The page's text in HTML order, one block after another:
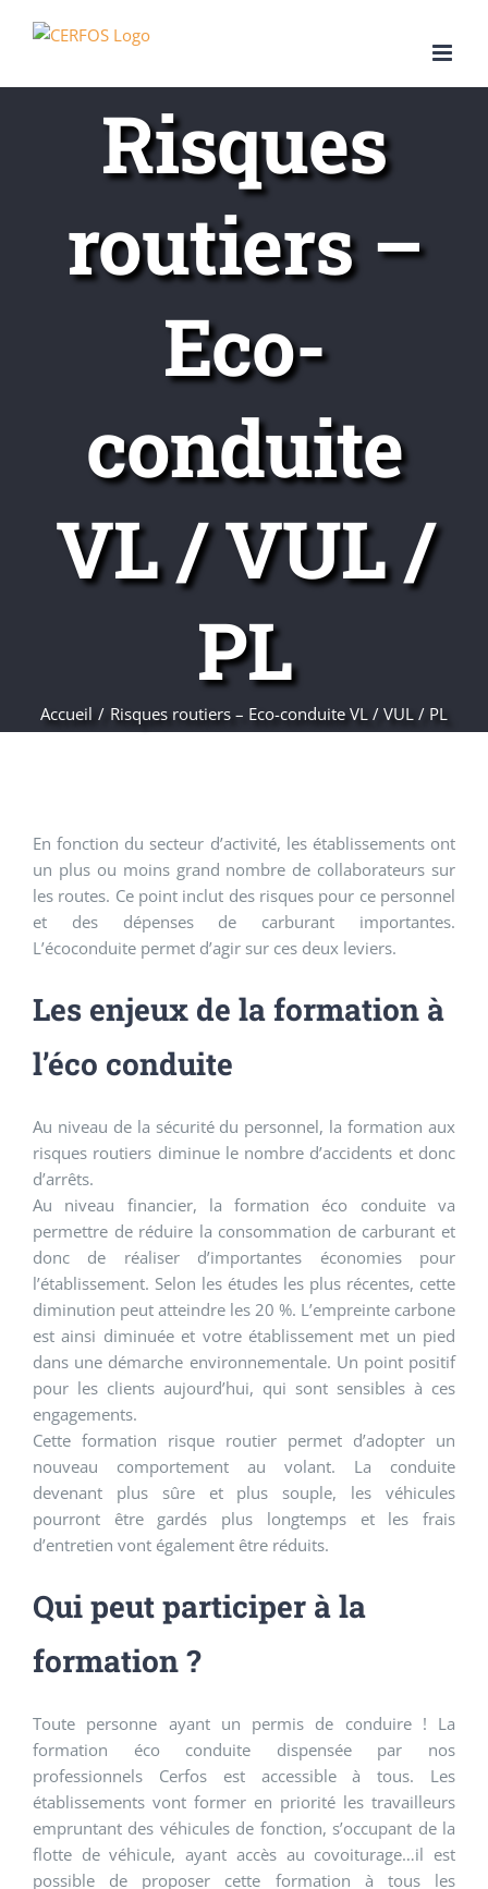
Risques
routiers –
Eco-
conduite
VL / VUL /
PL
Accueil Risques routiers – Eco-conduite VL / VUL / PL
En fonction du secteur d’activité, les établissements ont
un plus ou moins grand nombre de collaborateurs sur
les routes. Ce point inclut des risques pour ce personnel
et des dépenses de carburant importantes.
L’écoconduite permet d’agir sur ces deux leviers.
Les enjeux de la formation à
l’éco conduite
Au niveau de la sécurité du personnel, la formation aux
risques routiers diminue le nombre d’accidents et donc
d’arrêts.
Au niveau financier, la formation éco conduite va
permettre de réduire la consommation de carburant et
donc de réaliser d’importantes économies pour
l’établissement. Selon les études les plus récentes, cette
diminution peut atteindre les 20 %. L’empreinte carbone
est ainsi diminuée et votre établissement met un pied
dans une démarche environnementale. Un point positif
pour les clients aujourd’hui, qui sont sensibles à ces
engagements.
Cette formation risque routier permet d’adopter un
nouveau comportement au volant. La conduite
devenant plus sûre et plus souple, les véhicules
pourront être gardés plus longtemps et les frais
d’entretien vont également être réduits.
Qui peut participer à la
formation ?
Toute personne ayant un permis de conduire ! La
formation éco conduite dispensée par nos
professionnels Cerfos est accessible à tous. Les
établissements vont former en priorité les travailleurs
empruntant des véhicules de fonction, s’occupant de la
flotte de véhicule, ayant accès au covoiturage…il est
possible de proposer cette formation à tous les